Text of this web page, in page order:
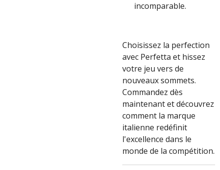
incomparable.
Choisissez la perfection
avec Perfetta et hissez
votre jeu vers de
nouveaux sommets.
Commandez dès
maintenant et découvrez
comment la marque
italienne redéfinit
l'excellence dans le
monde de la compétition.